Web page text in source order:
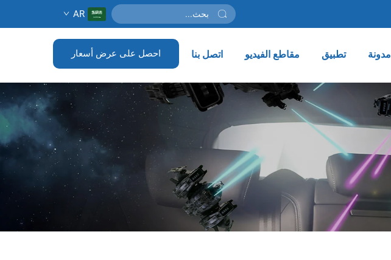
AR
مدونة تطبيق مقاطع الفيديو اتصل بنا احصل على عرض أسعار